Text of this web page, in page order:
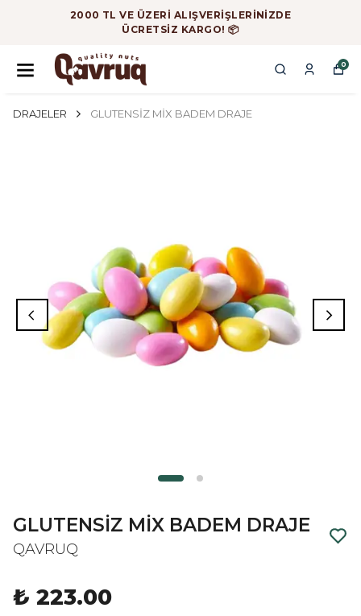
2000 TL VE ÜZERİ ALIŞVERİŞLERİNİZDE
ÜCRETSİZ KARGO! 📦
0
DRAJELER GLUTENSİZ MİX BADEM DRAJE
GLUTENSİZ MİX BADEM DRAJE
QAVRUQ
₺ 223.00